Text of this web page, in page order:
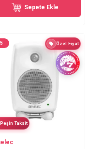
Sepete Ekle
5 Özel Fiyat
Peşin Taksit